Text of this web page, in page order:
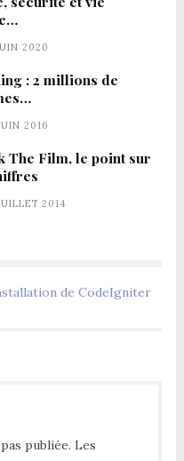
2020
: 2 millions de
2016
The Film, le point sur
2014
de CodeIgniter
publiée. Les